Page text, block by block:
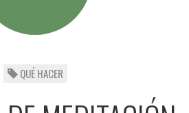
QUÉ HACER